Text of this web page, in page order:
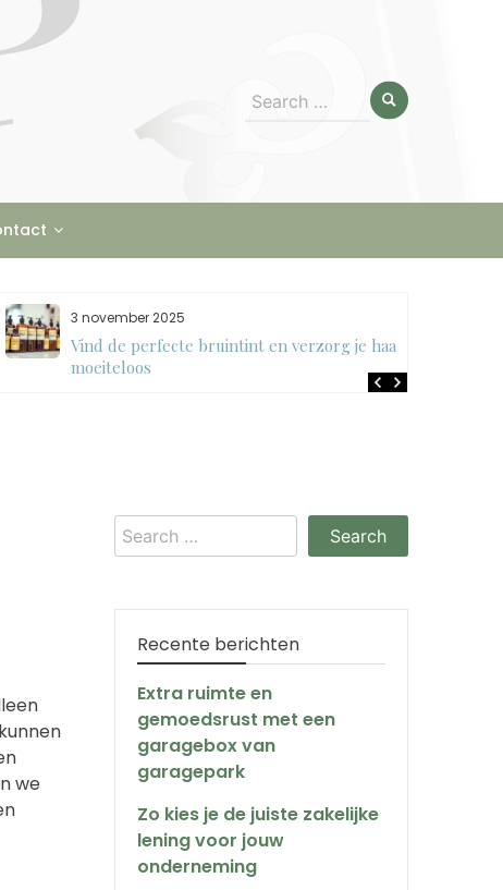
Search
3 november 2025
Vind de perfecte bruintint en verzorg je haar
moeiteloos
we
Search
for:
Recente berichten
Extra ruimte en
gemoedsrust met een
garagebox van
garagepark
Zo kies je de juiste zakelijke
lening voor jouw
onderneming